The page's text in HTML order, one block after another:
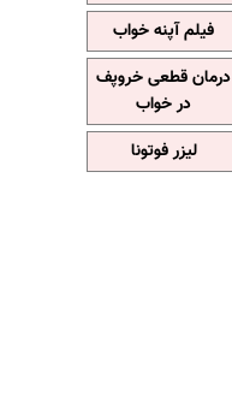
فیلم آپنه خواب
درمان قطعی خروپف
در خواب
لیزر فوتونا